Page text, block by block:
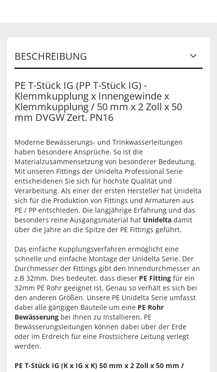
BESCHREIBUNG
PE T-Stück IG (PP T-Stück IG) -
Klemmkupplung x Innengewinde x
Klemmkupplung / 50 mm x 2 Zoll x 50
mm DVGW Zert. PN16
Moderne Bewässerungs- und Trinkwasserleitungen
haben besondere Ansprüche. So ist die
Materialzusammensetzung von besonderer Bedeutung.
Mit unseren Fittings der Unidelta Professional Serie
entscheidenen Sie sich für höchste Qualität und
Verarbeitung. Als einer der ersten Hersteller hat Unidelta
sich für die Produktion von Fittings und Armaturen aus
PE / PP entschieden. Die langjährige Erfahrung und das
besonders reine Ausgangsmaterial hat Unidelta damit
über die Jahre an die Spitze der PE Fittings geführt.
Das einfache Kupplungsverfahren ermöglicht eine
schnelle und einfache Montage der Unidelta Serie. Der
Durchmesser der Fittings gibt den Innendurchmesser an
z.B 32mm. Dies bedeutet. dass dieser PE Fitting für ein
32mm PE Rohr geeignet ist. Genau so verhält es sich bei
den anderen Größen. Unsere PE Unidelta Serie umfasst
dabei alle gängigen Bauteile um eine PE Rohr
Bewässerung bei Ihnen zu Installieren. PE
Bewässerungsleitungen können dabei über der Erde
oder im Erdreich für eine Frostsichere Leitung verlegt
werden.
PE T-Stück IG (K x IG x K) 50 mm x 2 Zoll x 50 mm /